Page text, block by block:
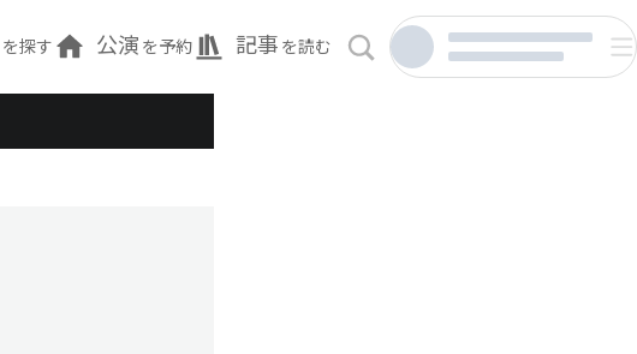
を探す 公演 を予約 記事 を読む